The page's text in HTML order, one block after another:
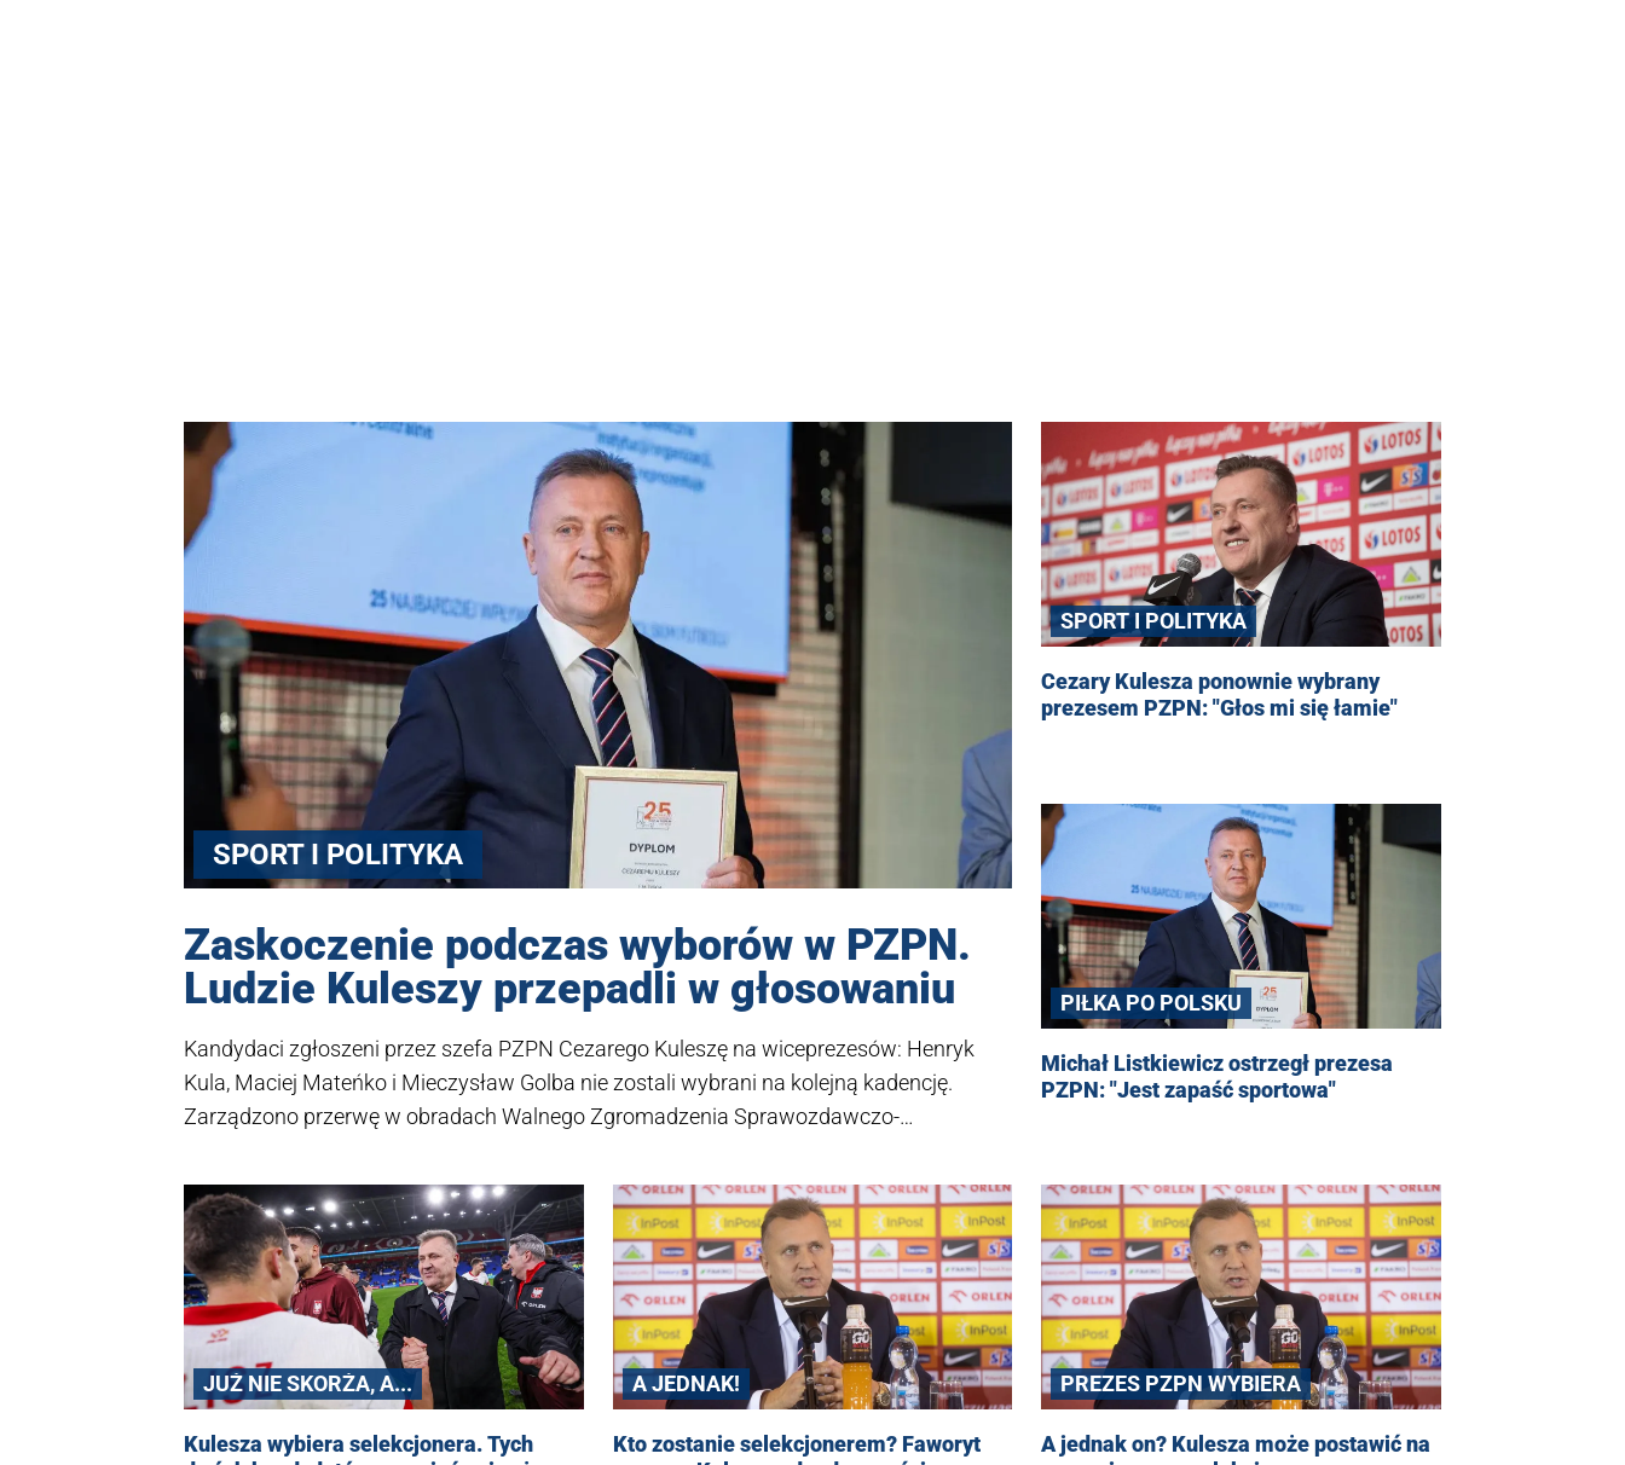
SPORT I POLITYKA
Zaskoczenie podczas wyborów w PZPN.
Ludzie Kuleszy przepadli w głosowaniu
Kandydaci zgłoszeni przez szefa PZPN Cezarego Kuleszę na wiceprezesów: Henryk
Kula, Maciej Mateńko i Mieczysław Golba nie zostali wybrani na kolejną kadencję.
Zarządzono przerwę w obradach Walnego Zgromadzenia Sprawozdawczo-
SPORT I POLITYKA
Cezary Kulesza ponownie wybrany
prezesem PZPN: "Głos mi się łamie"
PIŁKA PO POLSKU
Michał Listkiewicz ostrzegł prezesa
PZPN: "Jest zapaść sportowa"
JUŻ NIE SKORŻA, A...
Kulesza wybiera selekcjonera. Tych
A JEDNAK!
Kto zostanie selekcjonerem? Faworyt
PREZES PZPN WYBIERA
A jednak on? Kulesza może postawić na